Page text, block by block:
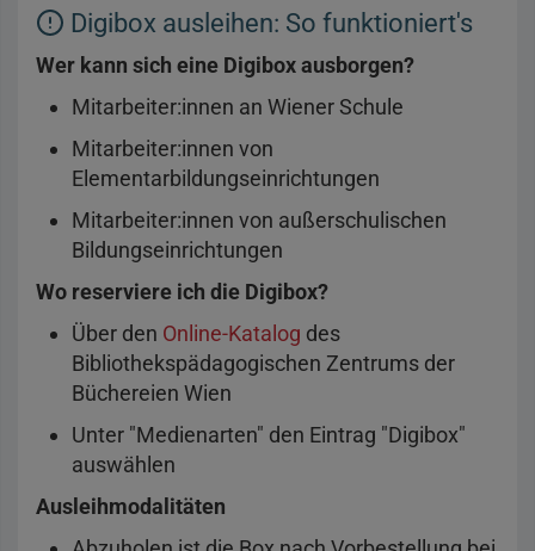
Digibox ausleihen: So funktioniert's
Wer kann sich eine Digibox ausborgen?
Mitarbeiter:innen an Wiener Schule
Mitarbeiter:innen von
Elementarbildungseinrichtungen
Mitarbeiter:innen von außerschulischen
Bildungseinrichtungen
Wo reserviere ich die Digibox?
Über den Online-Katalog des
Bibliothekspädagogischen Zentrums der
Büchereien Wien
Unter "Medienarten" den Eintrag "Digibox"
auswählen
Ausleihmodalitäten